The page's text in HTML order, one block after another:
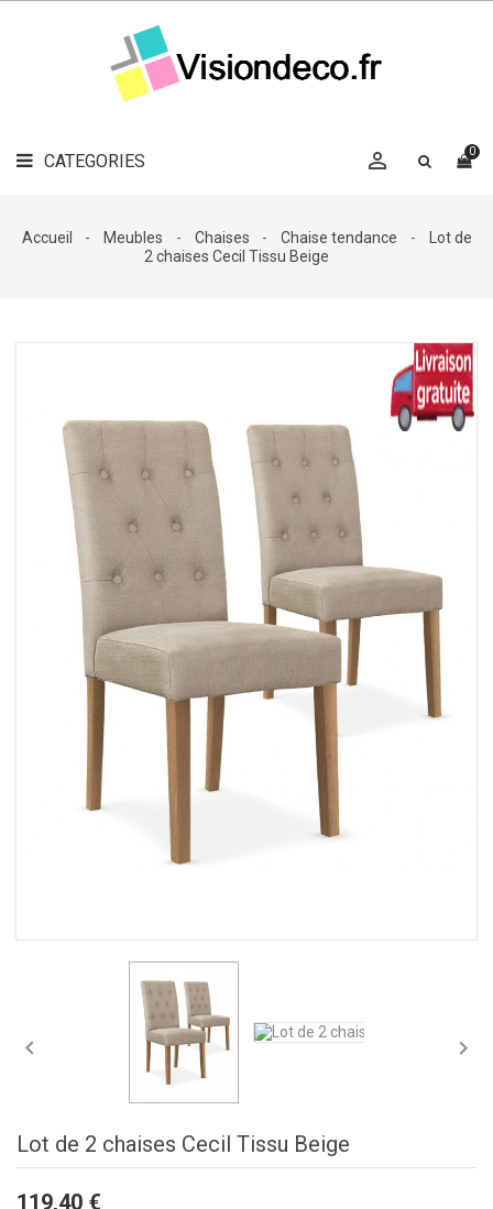
CATEGORIES 0

LE
MAG
DÉCO

DÉCO
Accueil Meubles Chaises Chaise tendance
Lot de
2 chaises Cecil Tissu Beige
 
Lot de 2 chaises Cecil Tissu Beige
119,40 €